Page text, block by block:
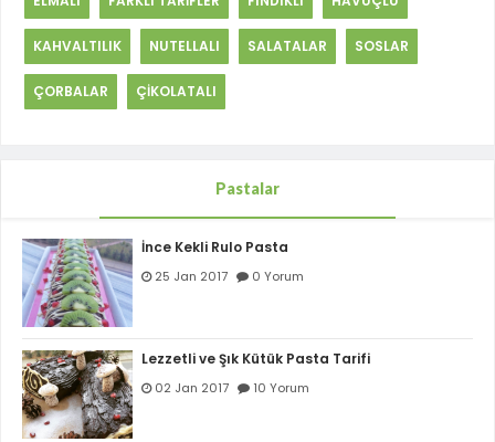
KAHVALTILIK NUTELLALI SALATALAR SOSLAR
ÇORBALAR ÇİKOLATALI
Pastalar
İnce Kekli Rulo Pasta
25 Jan 2017 0 Yorum
Lezzetli ve Şık Kütük Pasta Tarifi
02 Jan 2017 10 Yorum